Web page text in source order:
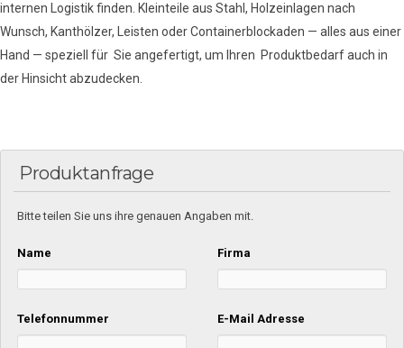
internen Logistik finden. Kleinteile aus Stahl, Holzeinlagen nach
Wunsch, Kanthölzer, Leisten oder Containerblockaden — alles aus einer
Hand — speziell für Sie angefertigt, um Ihren Produktbedarf auch in
der Hinsicht abzudecken.
Produktanfrage
Bitte teilen Sie uns ihre genauen Angaben mit.
Name Firma
Telefonnummer E-Mail Adresse